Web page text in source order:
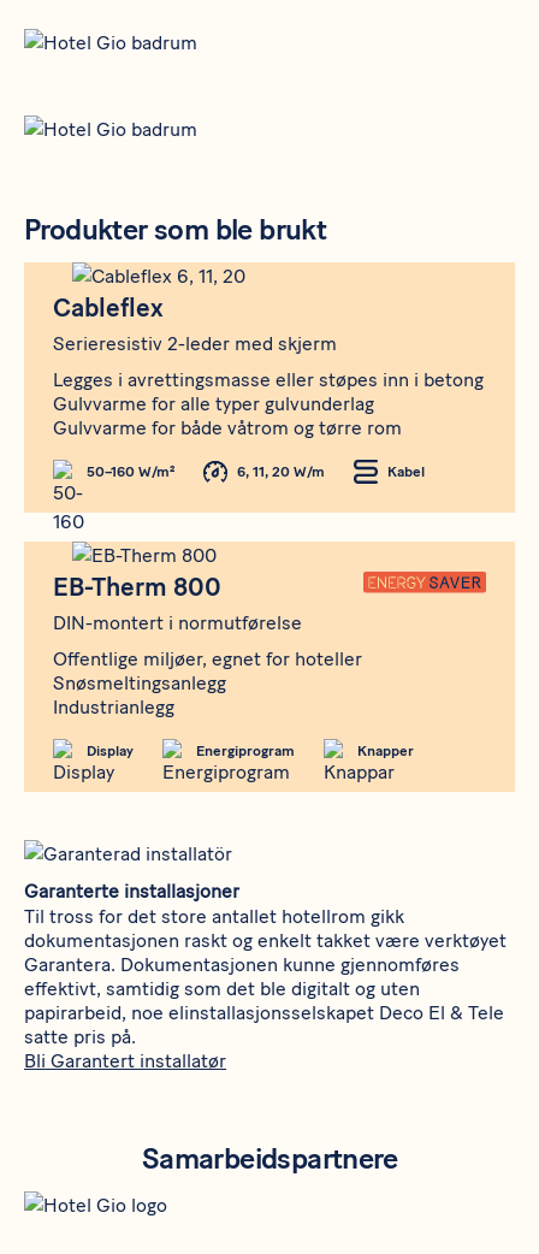
Produkter som ble brukt
Produkt
Cableflex
Serieresistiv 2-leder med skjerm
Legges i avrettingsmasse eller støpes inn i betong
Gulvvarme for alle typer gulvunderlag
Gulvvarme for både våtrom og tørre rom
50–160 W/m² 6, 11, 20 W/m Kabel
Cableflex
Produkt
EB-Therm 800
DIN-montert i normutførelse
Offentlige miljøer, egnet for hoteller
Snøsmeltingsanlegg
Industrianlegg
Display Energiprogram Knapper
EB-Therm 800
Garanterte installasjoner
Til tross for det store antallet hotellrom gikk
dokumentasjonen raskt og enkelt takket være verktøyet
Garantera. Dokumentasjonen kunne gjennomføres
effektivt, samtidig som det ble digitalt og uten
papirarbeid, noe elinstallasjonsselskapet Deco El & Tele
satte pris på.
Bli Garantert installatør
Samarbeidspartnere